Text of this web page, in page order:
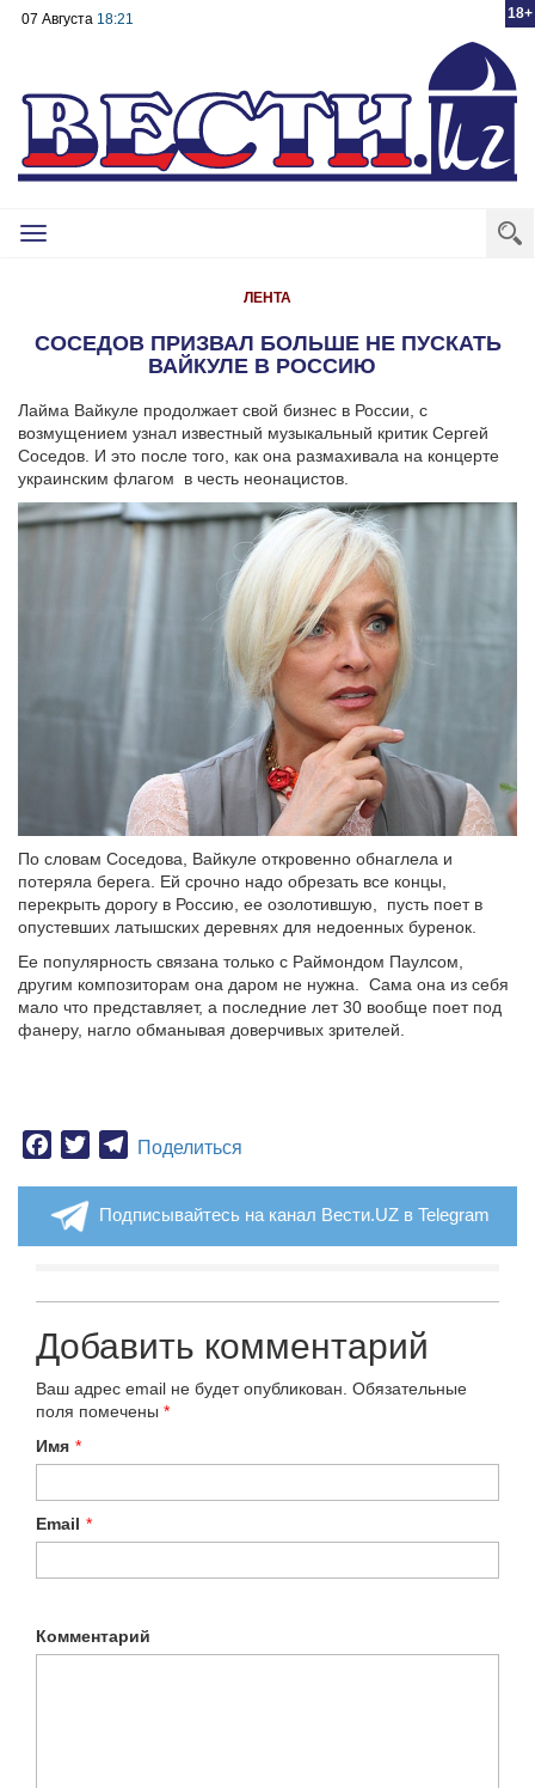
18+
07 Августа 18:21
Toggle
ЛЕНТА
СОСЕДОВ ПРИЗВАЛ БОЛЬШЕ НЕ ПУСКАТЬ
ВАЙКУЛЕ В РОССИЮ
Лайма Вайкуле продолжает свой бизнес в России, с
возмущением узнал известный музыкальный критик Сергей
Соседов. И это после того, как она размахивала на концерте
украинским флагом в честь неонацистов.
По словам Соседова, Вайкуле откровенно обнаглела и
потеряла берега. Ей срочно надо обрезать все концы,
перекрыть дорогу в Россию, ее озолотившую, пусть поет в
опустевших латышских деревнях для недоенных буренок.
Ее популярность связана только с Раймондом Паулсом,
другим композиторам она даром не нужна. Сама она из себя
мало что представляет, а последние лет 30 вообще поет под
фанеру, нагло обманывая доверчивых зрителей.
Facebook
TwitterTelegram
Поделиться
Подписывайтесь на канал Вести.UZ в Telegram
Добавить комментарий
Ваш адрес email не будет опубликован. Обязательные
поля помечены *
Имя *
Email *
Комментарий